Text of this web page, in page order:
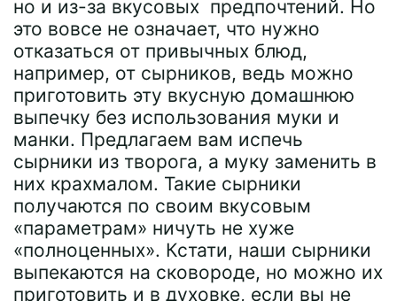
но и из-за вкусовых предпочтений. Но
это вовсе не означает, что нужно
отказаться от привычных блюд,
например, от сырников, ведь можно
приготовить эту вкусную домашнюю
выпечку без использования муки и
манки. Предлагаем вам испечь
сырники из творога, а муку заменить в
них крахмалом. Такие сырники
получаются по своим вкусовым
«параметрам» ничуть не хуже
«полноценных». Кстати, наши сырники
выпекаются на сковороде, но можно их
приготовить и в духовке, если вы не